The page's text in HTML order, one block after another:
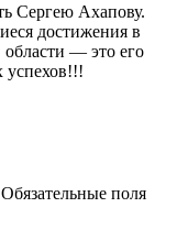
Сергею Ахапову.
достижения в
области — это его
успехов!!!
Обязательные поля